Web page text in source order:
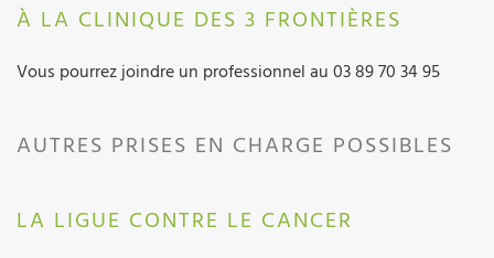
À LA CLINIQUE DES 3 FRONTIÈRES
Vous pourrez joindre un professionnel au 03 89 70 34 95
AUTRES PRISES EN CHARGE POSSIBLES
LA LIGUE CONTRE LE CANCER